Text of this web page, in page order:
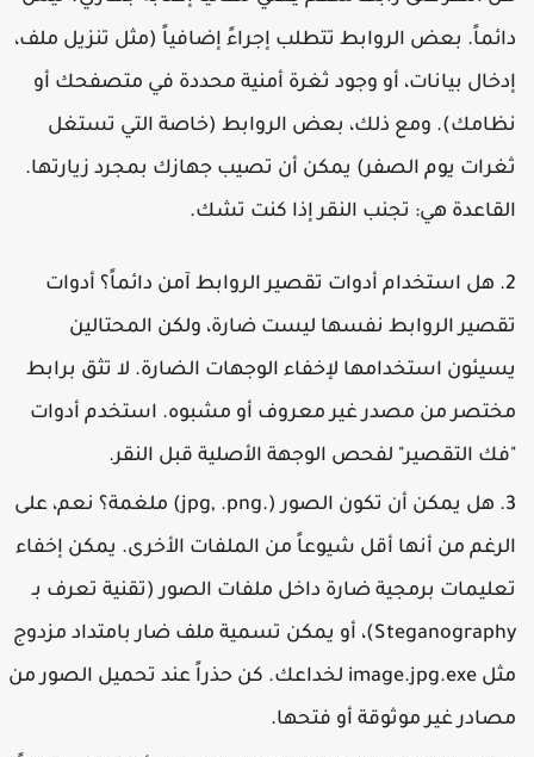
بعض الروابط تتطلب إجراءً إضافياً (مثل تنزيل ملف،
بيانات، أو وجود ثغرة أمنية محددة في متصفحك أو
ومع ذلك، بعض الروابط (خاصة التي تستغل
يوم الصفر) يمكن أن تصيب جهازك بمجرد زيارتها.
هي: تجنب النقر إذا كنت تشك.
هل استخدام أدوات تقصير الروابط آمن دائماً؟أدوات
الروابط نفسها ليست ضارة، ولكن المحتالين
استخدامها لإخفاء الوجهات الضارة. لا تثق برابط
من مصدر غير معروف أو مشبوه. استخدم أدوات
التقصير" لفحص الوجهة الأصلية قبل النقر.
هل يمكن أن تكون الصور (.jpg, .png) ملغمة؟
نعم، على
من أنها أقل شيوعاً من الملفات الأخرى. يمكن إخفاء
برمجية ضارة داخل ملفات الصور (تقنية تعرف بـ
Steganography)، أو يمكن تسمية ملف ضار بامتداد مزدوج
image.jpg.exeلخداعك. كن حذراً عند تحميل الصور من
غير موثوقة أو فتحها.